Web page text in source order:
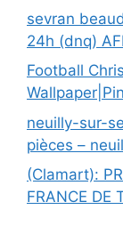
sevran
24h (dnq)
Football
neuilly-sur-
pièces –
(Clamart):
FRANCE DE